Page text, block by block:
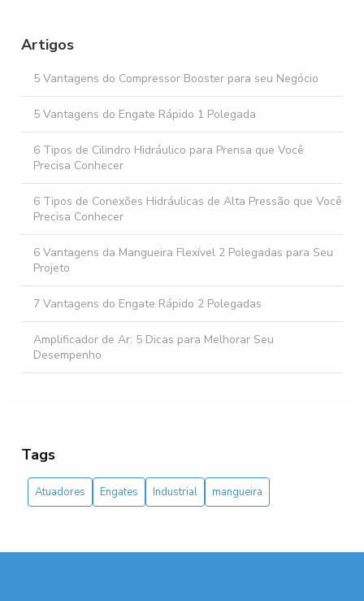
corretamente em sistemas industriais
Válvula de Retenção Pneumática: Como Funciona e Suas
Aplicações
Artigos
5 Vantagens do Compressor Booster para seu Negócio
5 Vantagens do Engate Rápido 1 Polegada
6 Tipos de Cilindro Hidráulico para Prensa que Você
Precisa Conhecer
6 Tipos de Conexões Hidráulicas de Alta Pressão que Você
Precisa Conhecer
6 Vantagens da Mangueira Flexível 2 Polegadas para Seu
Projeto
7 Vantagens do Engate Rápido 2 Polegadas
Amplificador de Ar: 5 Dicas para Melhorar Seu
Desempenho
necessidade e otimizar o desempenho do seu sistema
Aprenda tudo sobre o atuador pneumático linear: como
funciona, suas vantagens e aplicações
Tags
Atuadores Engates Industrial mangueira